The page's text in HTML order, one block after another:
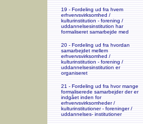
19 - Fordeling ud fra hvem
erhvervsvirksomhed /
kulturinstitution - forening /
uddannelsesinstitution har
formaliseret samarbejde med
20 - Fordeling ud fra hvordan
samarbejdet mellem
erhvervsvirksomhed /
kulturinstitution - forening /
uddannelsesinstitution er
organiseret
21 - Fordeling ud fra hvor mange
formaliserede samarbejder der er
indgået inden for
erhvervsvirksomheder /
kulturinstitutioner - foreninger /
uddannelses- institutioner